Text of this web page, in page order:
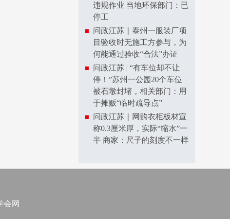
违规作业 当地环保部门：已
停工
问政江苏｜泰州一服装厂项
目验收时无施工方参与，为
何能通过验收“合法”办证
问政江苏 | “有车位却不让
停！”苏州一公园20个车位
被石墩封堵，相关部门：用
于摊贩“临时疏导点”
问政江苏｜网购衣柜板材宣
称0.3厘米厚，实际“缩水”一
半 商家：尺子的刻度不一样
会网